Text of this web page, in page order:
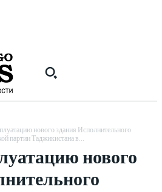
нового здания Исполнительного
партии Таджикистана в...
нового